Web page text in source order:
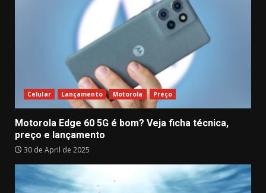
Celular Lançamento Motorola Preço
Motorola Edge 60 5G é bom? Veja ficha técnica,
preço e lançamento
30 de April de 2025